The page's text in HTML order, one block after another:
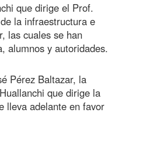
que dirige el Prof.
la infraestructura e
las cuales se han
alumnos y autoridades.
Pérez Baltazar, la
que dirige la
lleva adelante en favor